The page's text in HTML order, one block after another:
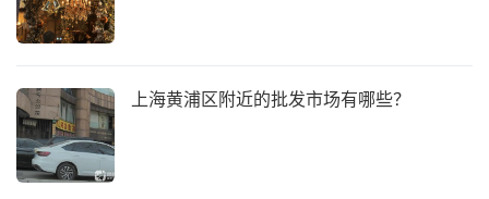
上海黄浦区附近的批发市场有哪些？